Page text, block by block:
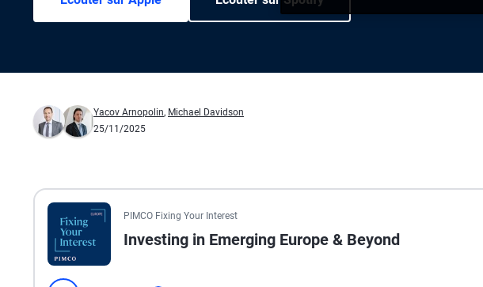
Yacov Arnopolin, Michael Davidson
25/11/2025
PIMCO Fixing Your Interest
Investing in Emerging Europe & Beyond